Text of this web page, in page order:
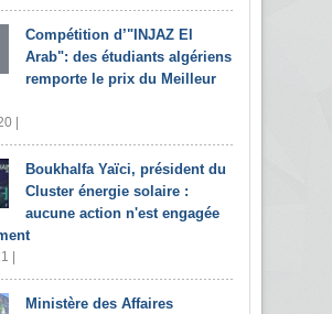
Compétition d’"INJAZ El
Arab": des étudiants algériens
remporte le prix du Meilleur
|
Boukhalfa Yaïci, président du
Cluster énergie solaire :
aucune action n'est engagée
|
Ministère des Affaires